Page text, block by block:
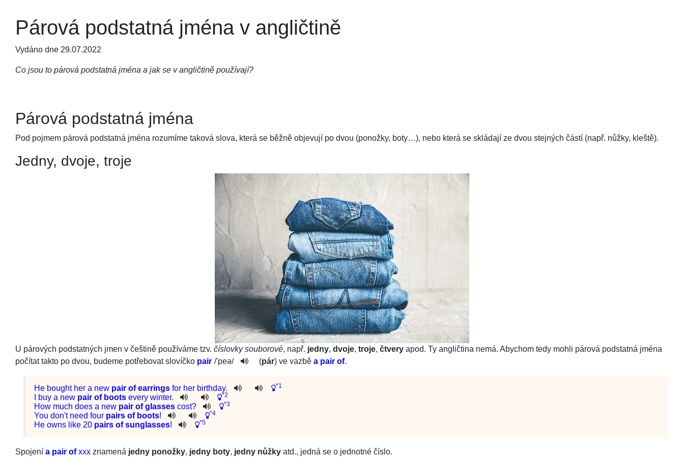
Párová podstatná jména v angličtině
Vydáno dne 29.07.2022
Co jsou to párová podstatná jména a jak se v angličtině používají?
Párová podstatná jména
Pod pojmem párová podstatná jména rozumíme taková slova, která se běžně objevují po dvou (ponožky, boty…), nebo která se skládají ze dvou stejných částí (např. nůžky, kleště).
Jedny, dvoje, troje
U párových podstatných jmen v češtině používáme tzv. číslovky souborové, např. jedny, dvoje, troje, čtvery apod. Ty angličtina nemá. Abychom tedy mohli párová podstatná jména
počítat takto po dvou, budeme potřebovat slovíčko pair /'peə/ (pár) ve vazbě a pair of.
He bought her a new pair of earrings for her birthday. *1
buy a new pair of boots every winter. *2
How much does a new pair of glasses cost? *3
You don't need four pairs of boots! *4
He owns like 20 pairs of sunglasses! *5
Spojení a pair ofxxx znamená jedny ponožky, jedny boty, jedny nůžky atd., jedná se o jednotné číslo.